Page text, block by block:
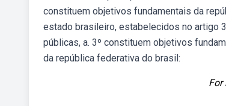
constituem objetivos fundamentais da
estado brasileiro, estabelecidos no artigo
públicas, a. 3º constituem objetivos
da república federativa do brasil:
For